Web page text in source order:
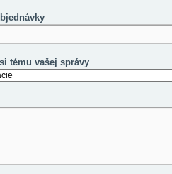
tému vašej správy